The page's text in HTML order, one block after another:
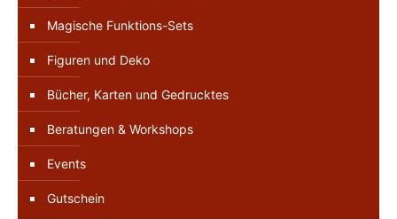
Magische Funktions-Sets
Figuren und Deko
Bücher, Karten und Gedrucktes
Beratungen & Workshops
Events
Gutschein